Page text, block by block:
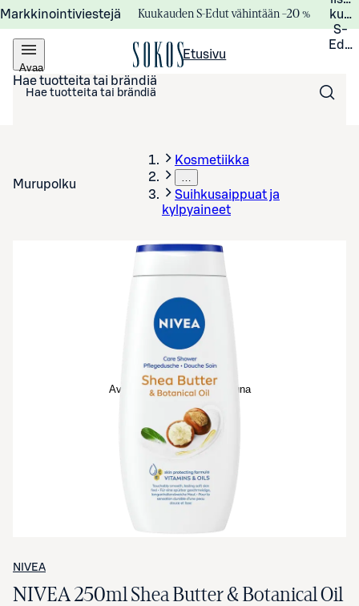
Markkinointiviestejä Kuukauden S-Edut vähintään –20 %
S-
Avaa
valikko
Etusivu
Hae tuotteita tai brändiä
Murupolku
Kosmetiikka
…
Suihkusaippuat ja
kylpyaineet
Avaa tuotekuva suurennettuna
NIVEA
NIVEA 250ml Shea Butter & Botanical Oil